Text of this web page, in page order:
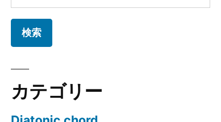
の
ー
ジ
送
索:
カテゴリー